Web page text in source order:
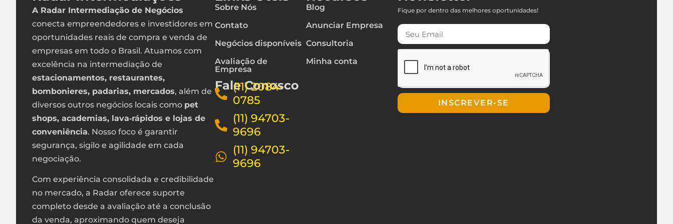
A Radar Intermediação de Negócios
conecta empreendedores e investidores em
oportunidades reais de compra e venda de
empresas em todo o Brasil. Atuamos com
excelência na intermediação de
estacionamentos, restaurantes,
bombonieres, padarias, mercados, além de
diversos outros negócios locais como pet
shops, academias, lava‑rápidos e lojas de
conveniência. Nosso foco é garantir
segurança, sigilo e agilidade em cada
negociação.
Com experiência consolidada e credibilidade
no mercado, a Radar oferece suporte
completo desde a avaliação até a conclusão
da venda, aproximando quem deseja
Sobre Nós
Contato
Negócios disponíveis
Avaliação de
Empresa
Fale Conosco
(11) 2084-
0785
(11) 94703-
9696
(11) 94703-
9696
Blog
Anunciar Empresa
Consultoria
Minha conta
Fique por dentro das melhores oportunidades!
INSCREVER-SE